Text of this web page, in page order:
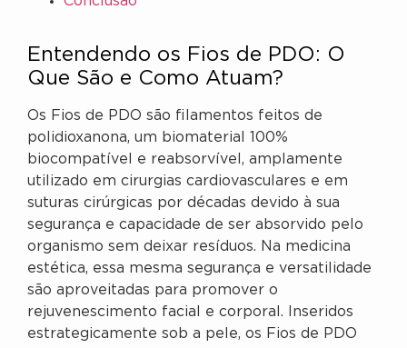
Entendendo os Fios de PDO: O
Que São e Como Atuam?
Os Fios de PDO são filamentos feitos de
polidioxanona, um biomaterial 100%
biocompatível e reabsorvível, amplamente
utilizado em cirurgias cardiovasculares e em
suturas cirúrgicas por décadas devido à sua
segurança e capacidade de ser absorvido pelo
organismo sem deixar resíduos. Na medicina
estética, essa mesma segurança e versatilidade
são aproveitadas para promover o
rejuvenescimento facial e corporal. Inseridos
estrategicamente sob a pele, os Fios de PDO